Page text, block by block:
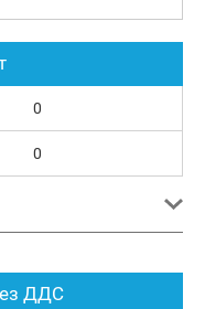
ДДС
0
0